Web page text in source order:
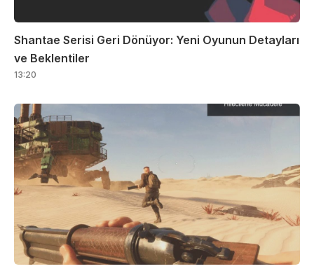
Shantae Serisi Geri Dönüyor: Yeni Oyunun Detayları
ve Beklentiler
13:20